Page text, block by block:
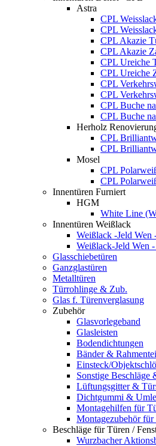
Astra
CPL
CPL
CPL Akazie
CPL Akazie
CPL Ureiche
CPL Ureiche
CPL
CPL
CPL Buche
CPL Buche
Herholz
CPL
CPL
Mosel
CPL
CPL
Innentüren Furniert
HGM
White Line
Innentüren Weißlack
Weißlack -Jeld Wen
Weißlack-Jeld Wen
Glasschiebetüren
Ganzglastüren
Metalltüren
Türrohlinge & Zub.
Glas f. Türenverglasung
Zubehör
Glasvorlegeband
Glasleisten
Bodendichtungen
Bänder &
Einsteck/
Sonstige Beschläge
Lüftungsgitter &
Dichtgummi &
Montagehilfen für
Montagezubehör
Beschläge für Türen /
Wurzbacher